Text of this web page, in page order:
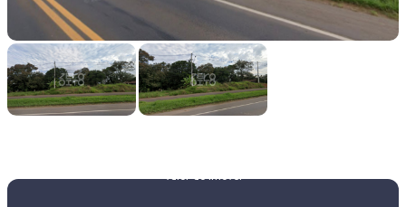
Faixa de valor
30.000,00até1.000.000,00 ou +